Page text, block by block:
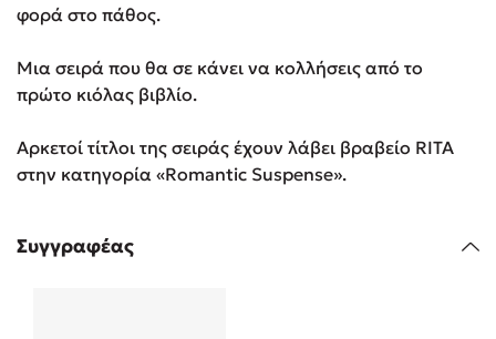
Καθρέφτης
φορά στο πάθος.
Μια σειρά που θα σε κάνει να κολλήσεις από το
πρώτο κιόλας βιβλίο.
Αρκετοί τίτλοι της σειράς έχουν λάβει βραβείο RITA
στην κατηγορία «Romantic Suspense».
Συγγραφέας